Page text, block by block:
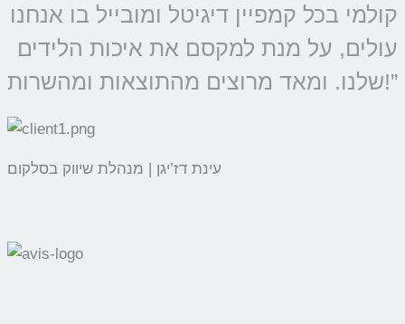
קולמי בכל קמפיין דיגיטל ומובייל בו אנחנו
עולים, על מנת למקסם את איכות הלידים
שלנו. ומאד מרוצים מהתוצאות ומהשרות!”
עינת דז’יגן | מנהלת שיווק בסלקום